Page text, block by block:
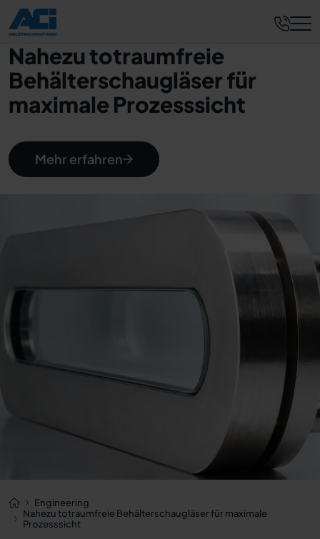
Nahezu totraumfreie
Behälterschaugläser für
maximale Prozesssicht
Mehr erfahren
Engineering
Nahezu totraumfreie Behälterschaugläser für maximale
Prozesssicht